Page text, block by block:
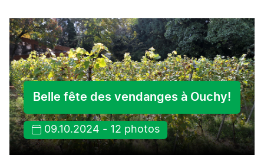
Belle fête des vendanges à Ouchy!
09.10.2024 - 12 photos